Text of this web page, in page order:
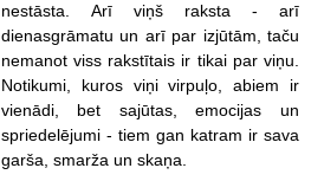
nestāsta. Arī viņš raksta - arī
dienasgrāmatu un arī par izjūtām, taču
nemanot viss rakstītais ir tikai par viņu.
Notikumi, kuros viņi virpuļo, abiem ir
vienādi, bet sajūtas, emocijas un
spriedelējumi - tiem gan katram ir sava
garša, smarža un skaņa.